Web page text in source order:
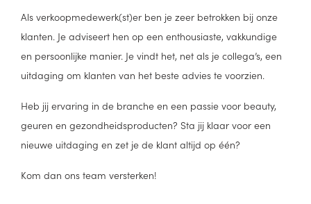
Als verkoopmedewerk(st)er ben je zeer betrokken bij onze
klanten. Je adviseert hen op een enthousiaste, vakkundige
en persoonlijke manier. Je vindt het, net als je collega’s, een
uitdaging om klanten van het beste advies te voorzien.
Heb jij ervaring in de branche en een passie voor beauty,
geuren en gezondheidsproducten? Sta jij klaar voor een
nieuwe uitdaging en zet je de klant altijd op één?
Kom dan ons team versterken!